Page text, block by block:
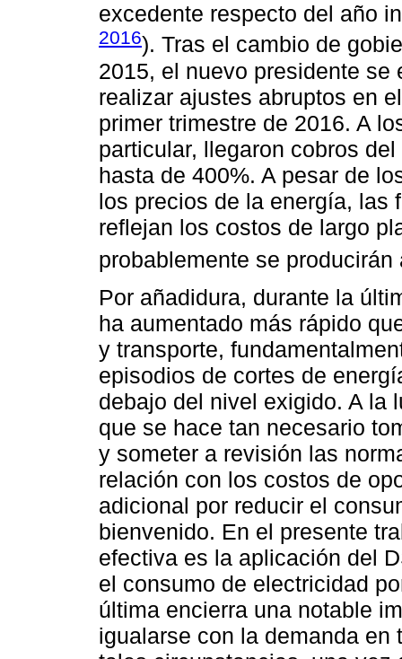
excedente respecto del año
2016). Tras el cambio de
2015, el nuevo presidente
realizar ajustes abruptos en
primer trimestre de 2016. A
particular, llegaron cobros
hasta de 400%. A pesar de
los precios de la energía, las
reflejan los costos de largo
probablemente se
Por añadidura, durante la
ha aumentado más rápido
y transporte,
episodios de cortes de
debajo del nivel exigido. A la
que se hace tan necesario
y someter a revisión las
relación con los costos de
adicional por reducir el
bienvenido. En el presente
efectiva es la aplicación del
el consumo de electricidad
última encierra una notable
igualarse con la demanda